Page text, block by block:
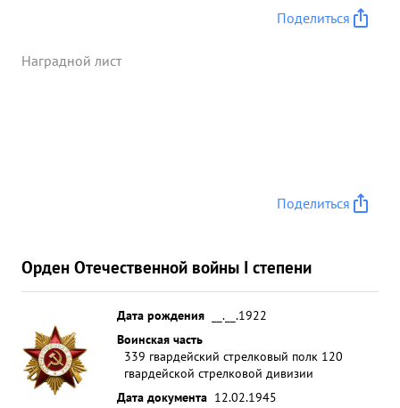
Поделиться
Наградной лист
Поделиться
Орден Отечественной войны I степени
Дата рождения
__.__.1922
Воинская часть
339 гвардейский стрелковый полк 120
гвардейской стрелковой дивизии
Дата документа 12.02.1945